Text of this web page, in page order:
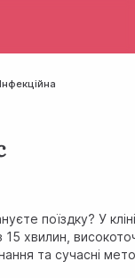
Інфекційна
поїздку? У
15 хвилин,
та сучасні